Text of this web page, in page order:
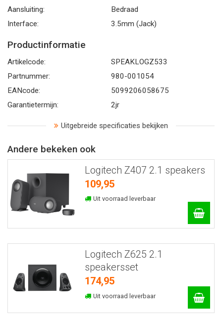
Aansluiting:
Bedraad
Interface:
3.5mm (Jack)
Productinformatie
Artikelcode:
SPEAKLOGZ533
Partnummer:
980-001054
EANcode:
5099206058675
Garantietermijn:
2jr
Uitgebreide specificaties bekijken
Andere bekeken ook
Logitech Z407 2.1 speakers
109,95
Uit voorraad leverbaar
Logitech Z625 2.1
speakersset
174,95
Uit voorraad leverbaar